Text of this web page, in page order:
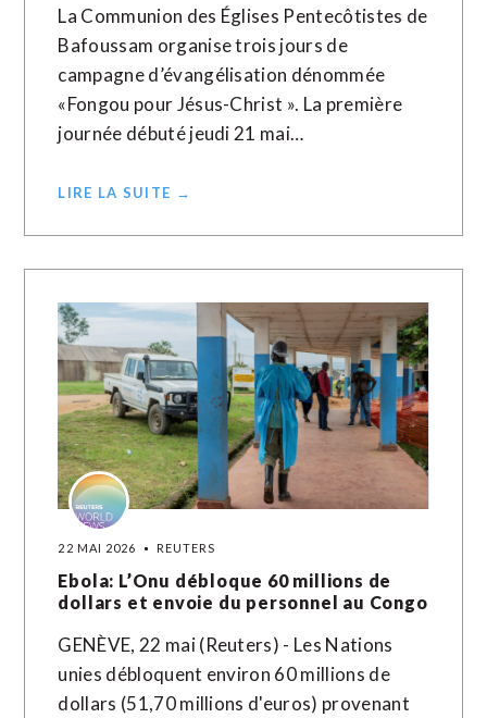
La Communion des Églises Pentecôtistes de
Bafoussam organise trois jours de
campagne d’évangélisation dénommée
«Fongou pour Jésus-Christ ». La première
journée débuté jeudi 21 mai…
LIRE LA SUITE →
22 MAI 2026 REUTERS
Ebola: L’Onu débloque 60 millions de
dollars et envoie du personnel au Congo
GENÈVE, 22 mai (Reuters) - Les Nations
unies débloquent environ 60 millions de
dollars (51,70 millions d'euros) provenant